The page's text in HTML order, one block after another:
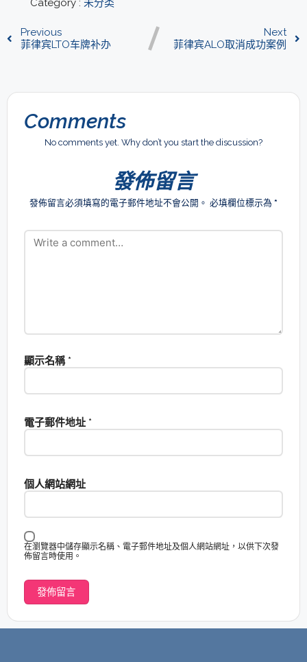
Category : 未分类
Previous
菲律宾LTO车牌补办
Next
菲律宾ALO取消成功案例
Comments
No comments yet. Why don’t you start the discussion?
發佈留言
發佈留言必須填寫的電子郵件地址不會公開。 必填欄位標示為 *
顯示名稱 *
電子郵件地址 *
個人網站網址
在瀏覽器中儲存顯示名稱、電子郵件地址及個人網站網址，以供下次發
佈留言時使用。